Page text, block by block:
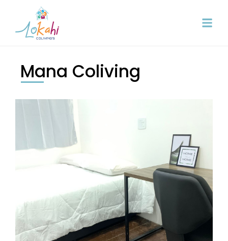
Mana Coliving